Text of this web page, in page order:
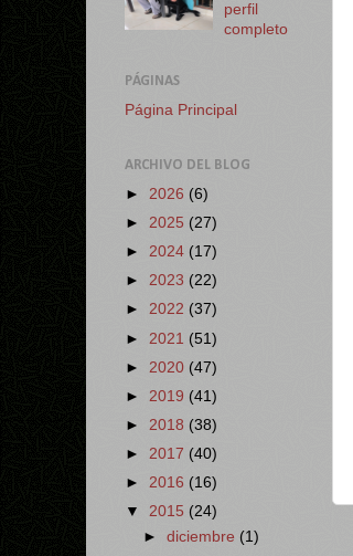
perfil
completo
PÁGINAS
Página Principal
ARCHIVO DEL BLOG
► 2026 (6)
► 2025 (27)
► 2024 (17)
► 2023 (22)
► 2022 (37)
► 2021 (51)
► 2020 (47)
► 2019 (41)
► 2018 (38)
► 2017 (40)
► 2016 (16)
▼ 2015 (24)
►diciembre (1)